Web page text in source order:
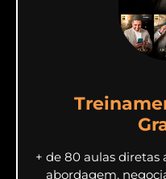
+ de 80 aulas diretas
abordagem,